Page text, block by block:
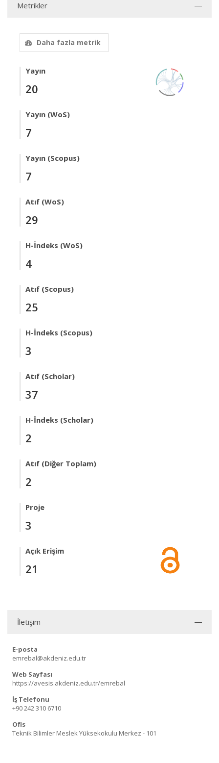
Metrikler
Daha fazla metrik
Yayın
20
Yayın (WoS)
7
Yayın (Scopus)
7
Atıf (WoS)
29
H-İndeks (WoS)
4
Atıf (Scopus)
25
H-İndeks (Scopus)
3
Atıf (Scholar)
37
H-İndeks (Scholar)
2
Atıf (Diğer Toplam)
2
Proje
3
Açık Erişim
21
İletişim
E-posta
emrebal@akdeniz.edu.tr
Web Sayfası
https://avesis.akdeniz.edu.tr/emrebal
İş Telefonu
+90 242 310 6710
Ofis
Teknik Bilimler Meslek Yüksekokulu Merkez - 101